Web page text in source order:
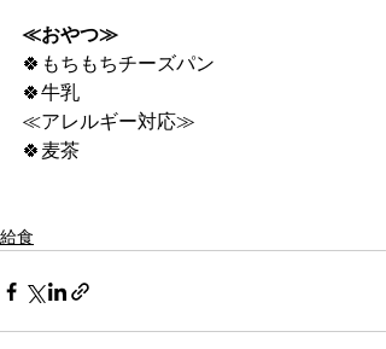
≪おやつ≫
🍀もちもちチーズパン
🍀牛乳
≪アレルギー対応≫
🍀麦茶
給食